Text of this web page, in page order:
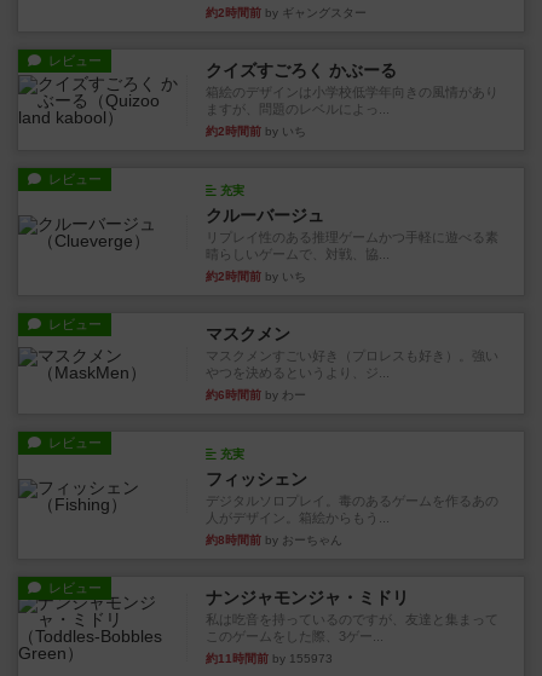
約2時間前 by ギャングスター
レビュー クイズすごろく かぶーる
箱絵のデザインは小学校低学年向きの風情があり
ますが、問題のレベルによっ...
約2時間前 by いち
レビュー
充実
クルーバージュ
リプレイ性のある推理ゲームかつ手軽に遊べる素
晴らしいゲームで、対戦、協...
約2時間前 by いち
レビュー マスクメン
マスクメンすごい好き（プロレスも好き）。強い
やつを決めるというより、ジ...
約6時間前 by わー
レビュー
充実
フィッシェン
デジタルソロプレイ。毒のあるゲームを作るあの
人がデザイン。箱絵からもう...
約8時間前 by おーちゃん
レビュー ナンジャモンジャ・ミドリ
私は吃音を持っているのですが、友達と集まって
このゲームをした際、3ゲー...
約11時間前 by 155973